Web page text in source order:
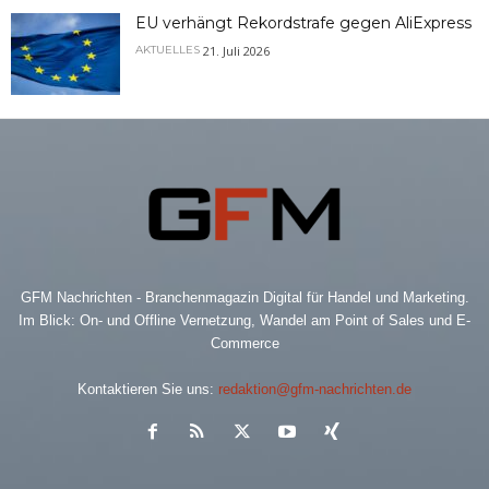
EU verhängt Rekordstrafe gegen AliExpress
AKTUELLES 21. Juli 2026
GFM Nachrichten - Branchenmagazin Digital für Handel und Marketing.
Im Blick: On- und Offline Vernetzung, Wandel am Point of Sales und E-
Commerce
Kontaktieren Sie uns: redaktion@gfm-nachrichten.de